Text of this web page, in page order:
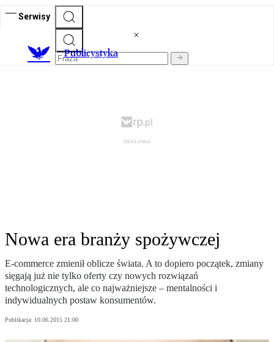
Serwisy
Publicystyka
Nowa era branży spożywczej
E-commerce zmienił oblicze świata. A to dopiero początek, zmiany
sięgają już nie tylko oferty czy nowych rozwiązań
technologicznych, ale co najważniejsze – mentalności i
indywidualnych postaw konsumentów.
Publikacja: 10.06.2015 21:00